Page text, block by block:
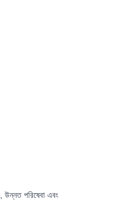
উন্নত পরিষেবা এবং